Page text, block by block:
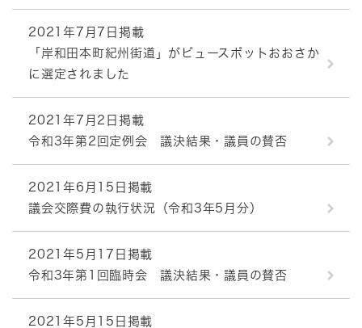
2021年7月7日掲載
「岸和田本町紀州街道」がビュースポットおおさか
に選定されました
2021年7月2日掲載
令和3年第2回定例会 議決結果・議員の賛否
2021年6月15日掲載
議会交際費の執行状況（令和3年5月分）
2021年5月17日掲載
令和3年第1回臨時会 議決結果・議員の賛否
2021年5月15日掲載